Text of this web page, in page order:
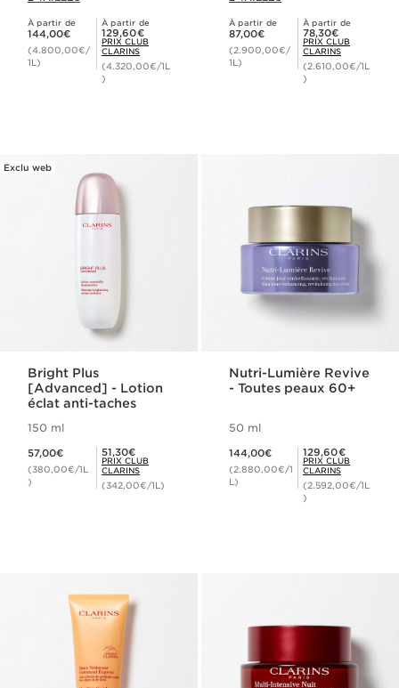
À partir de
Nouveau prix 144,00€
144,00€
(4.800,00€/
1L)
À partir de
Prix Club Clarins 129,60€
129,60€
PRIX CLUB
CLARINS
(4.320,00€/1L
)
À partir de
Nouveau prix 87,00€
87,00€
(2.900,00€/
1L)
À partir de
Prix Club Clarins 78,30€
78,30€
PRIX CLUB
CLARINS
(2.610,00€/1L
)
Exclu web
Bright Plus
[Advanced] - Lotion
éclat anti-taches
150 ml
57,00€
(380,00€/1L
)
Prix Club Clarins 51,30€
51,30€
PRIX CLUB
CLARINS
(342,00€/1L)
Nutri-Lumière Revive
- Toutes peaux 60+
50 ml
144,00€
(2.880,00€/1
L)
Prix Club Clarins 129,60€
129,60€
PRIX CLUB
CLARINS
(2.592,00€/1L
)